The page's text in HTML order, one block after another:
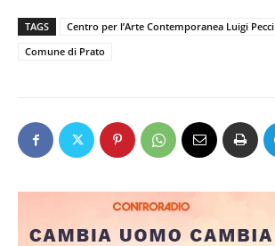
TAGS
Centro per l’Arte Contemporanea Luigi Pecci
Comune di Prato